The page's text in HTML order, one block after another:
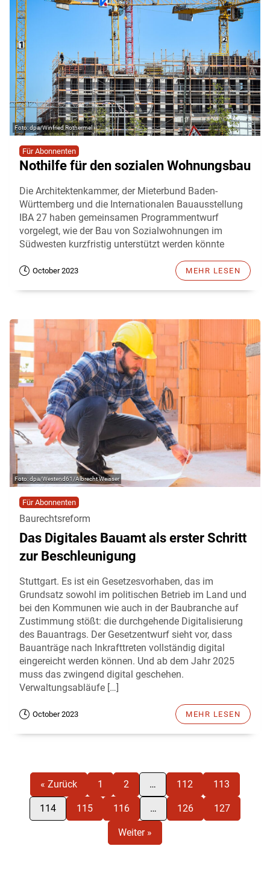
dpa/Winfried Rothermel
Für Abonnenten
Nothilfe für den sozialen Wohnungsbau
Die Architektenkammer, der Mieterbund Baden-
Württemberg und die Internationalen Bauausstellung
IBA 27 haben gemeinsamen Programmentwurf
vorgelegt, wie der Bau von Sozialwohnungen im
Südwesten kurzfristig unterstützt werden könnte
October 2023 MEHR LESEN
dpa/Westend61/Albrecht Weisser
Für Abonnenten
Baurechtsreform
Das Digitales Bauamt als erster Schritt
zur Beschleunigung
Stuttgart. Es ist ein Gesetzesvorhaben, das im
Grundsatz sowohl im politischen Betrieb im Land und
bei den Kommunen wie auch in der Baubranche auf
Zustimmung stößt: die durchgehende Digitalisierung
des Bauantrags. Der Gesetzentwurf sieht vor, dass
Bauanträge nach Inkrafttreten vollständig digital
eingereicht werden können. Und ab dem Jahr 2025
muss das zwingend digital geschehen.
Verwaltungsabläufe […]
October 2023 MEHR LESEN
« Zurück 1 2 … 112 113
114 115 116 … 126 127
Weiter »